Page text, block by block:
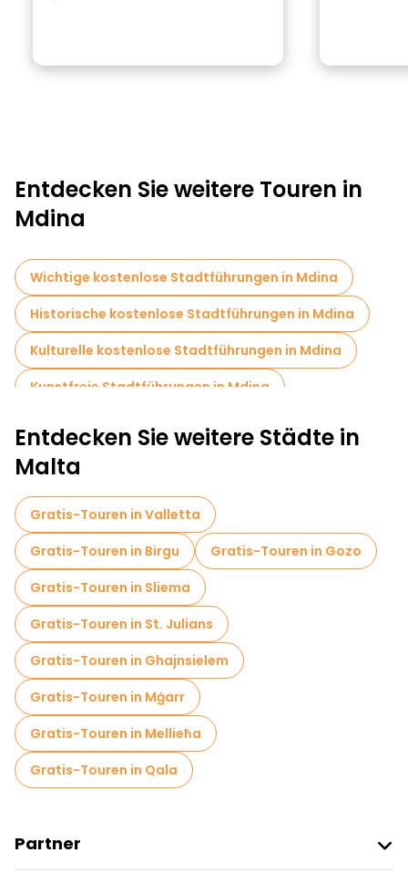
Entdecken Sie weitere Touren in
Mdina
Wichtige kostenlose Stadtführungen in Mdina
Historische kostenlose Stadtführungen in Mdina
Kulturelle kostenlose Stadtführungen in Mdina
Kunstfreie Stadtführungen in Mdina
Kostenlose Rundgänge für Familien in Mdina
Kostenlose Führungen in der Nähe Mdina Gate
Entdecken Sie weitere Städte in
Malta
Gratis-Touren in Valletta
Gratis-Touren in Birgu
Gratis-Touren in Gozo
Gratis-Touren in Sliema
Gratis-Touren in St. Julians
Gratis-Touren in Ghajnsielem
Gratis-Touren in Mġarr
Gratis-Touren in Mellieħa
Gratis-Touren in Qala
Partner